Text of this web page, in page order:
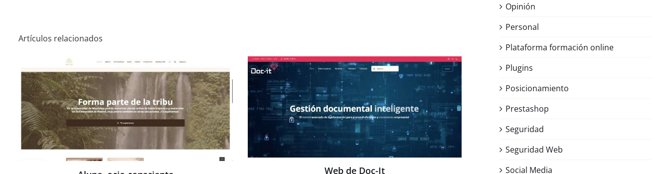
Artículos relacionados
Web de Doc-It
marzo 16th, 2026
Opinión
Personal
Plataforma formación online
Plugins
Posicionamiento
Prestashop
Seguridad
Seguridad Web
Social Media